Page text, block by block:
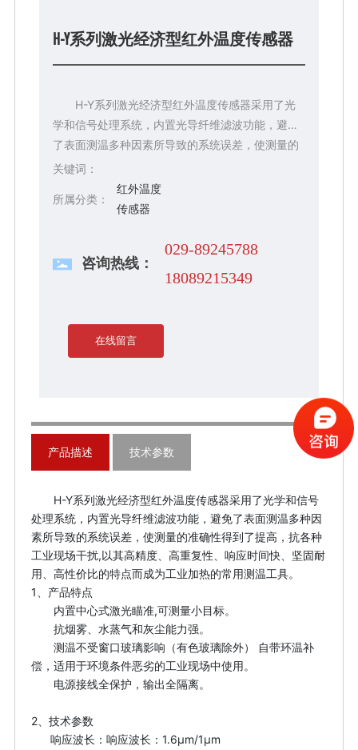
H-Y系列激光经济型红外温度传感器
H-Y系列激光经济型红外温度传感器采用了光
学和信号处理系统，内置光导纤维滤波功能，避免
了表面测温多种因素所导致的系统误差，使测量的
准确性得到了提高，抗各种工业现场干扰,以其高精
度、高重复性、响应时间快、坚固耐用、高性价比
的特点而成为工业加热的常用测温工具。 1、产品
抗烟雾、水蒸气和灰尘能力强。 测温不受窗
口玻璃影响（有色玻璃除外） 自带环温补偿，适用
于环境条件恶劣的工业现场中使用。 电源接线
长：响应波长：1.6μm/1μm 测温范围：300-2
200℃(温区可分段订制）详细信息请联系我们
时间：10ms（95%） 最小测量光斑：5mm；
模拟输出：4-20mA（最大负载750Ω）
电源：24VDC 环境温度：-10-60℃（无冷
却） 存贮温度: -20-85℃ 重 量：约5
00g 3、机械参数 4、光路图（光学性能
和镜头） 5、可选配件 温度显示仪（型号：YT-
016，外形尺寸：160*80，开孔尺寸：152*7
6）、电源、YT-015机箱等.
关键词：
所属分类：
红外温度
传感器
咨询热线：
029-89245788
18089215349
在线留言
产品描述 技术参数
H-Y系列激光经济型红外温度传感器采用了光学和信号
处理系统，内置光导纤维滤波功能，避免了表面测温多种因
素所导致的系统误差，使测量的准确性得到了提高，抗各种
工业现场干扰,以其高精度、高重复性、响应时间快、坚固耐
用、高性价比的特点而成为工业加热的常用测温工具。
1、产品特点
内置中心式激光瞄准,可测量小目标。
抗烟雾、水蒸气和灰尘能力强。
测温不受窗口玻璃影响（有色玻璃除外） 自带环温补
偿，适用于环境条件恶劣的工业现场中使用。
电源接线全保护，输出全隔离。
2、技术参数
响应波长：响应波长：1.6μm/1μm